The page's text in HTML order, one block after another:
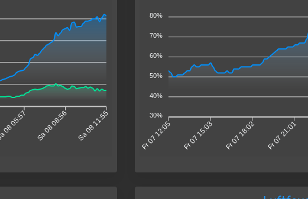
Sa 08 05:57 Sa 08 08:56 Sa 08 11:55 Fr 07 12:05 Fr 07 15:03 Fr 07 18:02 Fr 07 21:01
80%
70%
60%
50%
40%
30%